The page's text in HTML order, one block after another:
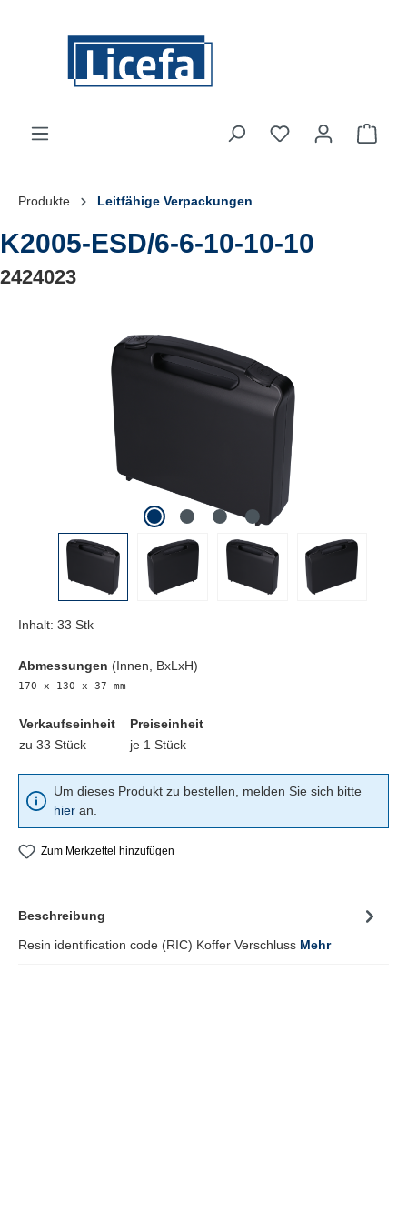
Du hast 0
Produkte Leitfähige Verpackungen
K2005-ESD/6-6-10-10-10
2424023
Bildergalerie überspringen
Inhalt: 33 Stk
Abmessungen (Innen, BxLxH)
170 x 130 x 37 mm
Verkaufseinheit
Preiseinheit
zu 33 Stück
je 1 Stück
Um dieses Produkt zu bestellen, melden Sie sich bitte
hier an.
Zum Merkzettel hinzufügen
Beschreibung
Resin identification code (RIC) Koffer Verschluss Mehr